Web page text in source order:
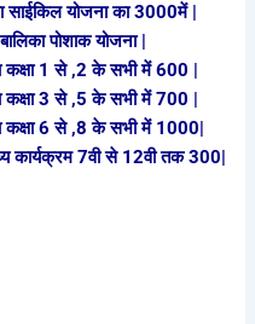
साईकिल योजना का 3000में |
पोशाक योजना |
कक्षा 1 से ,2 के सभी में 600 |
कक्षा 3 से ,5 के सभी में 700 |
कक्षा 6 से ,8 के सभी में 1000|
कार्यक्रम 7वी से 12वी तक 300|